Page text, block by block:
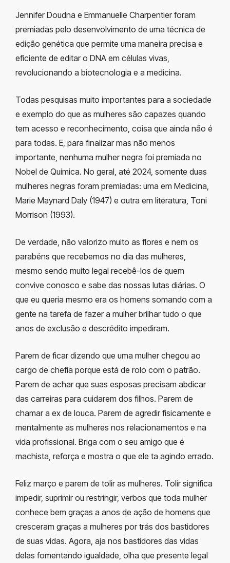
Jennifer Doudna e Emmanuelle Charpentier foram
premiadas pelo desenvolvimento de uma técnica de
edição genética que permite uma maneira precisa e
eficiente de editar o DNA em células vivas,
revolucionando a biotecnologia e a medicina.
Todas pesquisas muito importantes para a sociedade
e exemplo do que as mulheres são capazes quando
tem acesso e reconhecimento, coisa que ainda não é
para todas. E, para finalizar mas não menos
importante, nenhuma mulher negra foi premiada no
Nobel de Química. No geral, até 2024, somente duas
mulheres negras foram premiadas: uma em Medicina,
Marie Maynard Daly (1947) e outra em literatura, Toni
Morrison (1993).
De verdade, não valorizo muito as flores e nem os
parabéns que recebemos no dia das mulheres,
mesmo sendo muito legal recebê-los de quem
convive conosco e sabe das nossas lutas diárias. O
que eu queria mesmo era os homens somando com a
gente na tarefa de fazer a mulher brilhar tudo o que
anos de exclusão e descrédito impediram.
Parem de ficar dizendo que uma mulher chegou ao
cargo de chefia porque está de rolo com o patrão.
Parem de achar que suas esposas precisam abdicar
das carreiras para cuidarem dos filhos. Parem de
chamar a ex de louca. Parem de agredir fisicamente e
mentalmente as mulheres nos relacionamentos e na
vida profissional. Briga com o seu amigo que é
machista, reforça e mostra o que ele ta agindo errado.
Feliz março e parem de tolir as mulheres. Tolir significa
impedir, suprimir ou restringir, verbos que toda mulher
conhece bem graças a anos de ação de homens que
cresceram graças a mulheres por trás dos bastidores
de suas vidas. Agora, aja nos bastidores das vidas
delas fomentando igualdade, olha que presente legal